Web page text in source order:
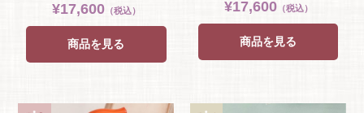
¥17,600（税込）
商品を見る
¥17,600（税込）
商品を見る